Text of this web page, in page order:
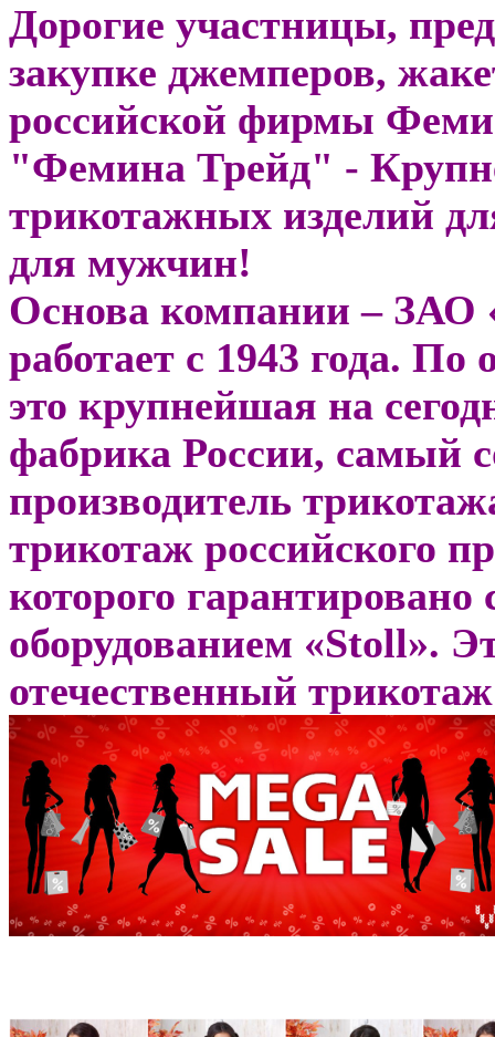
Дорогие участницы,
закупке джемперов,
российской фирмы
"Фемина Трейд" -
трикотажных изделий
для мужчин!
Основа компании – ЗАО
работает с 1943 года.
это крупнейшая на
фабрика России, самый
производитель
трикотаж российского
которого
оборудованием «Stoll».
отечественный